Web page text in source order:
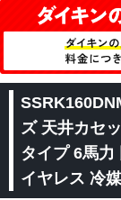
ズ 天井カセ
タイプ 6馬力
イヤレス 冷